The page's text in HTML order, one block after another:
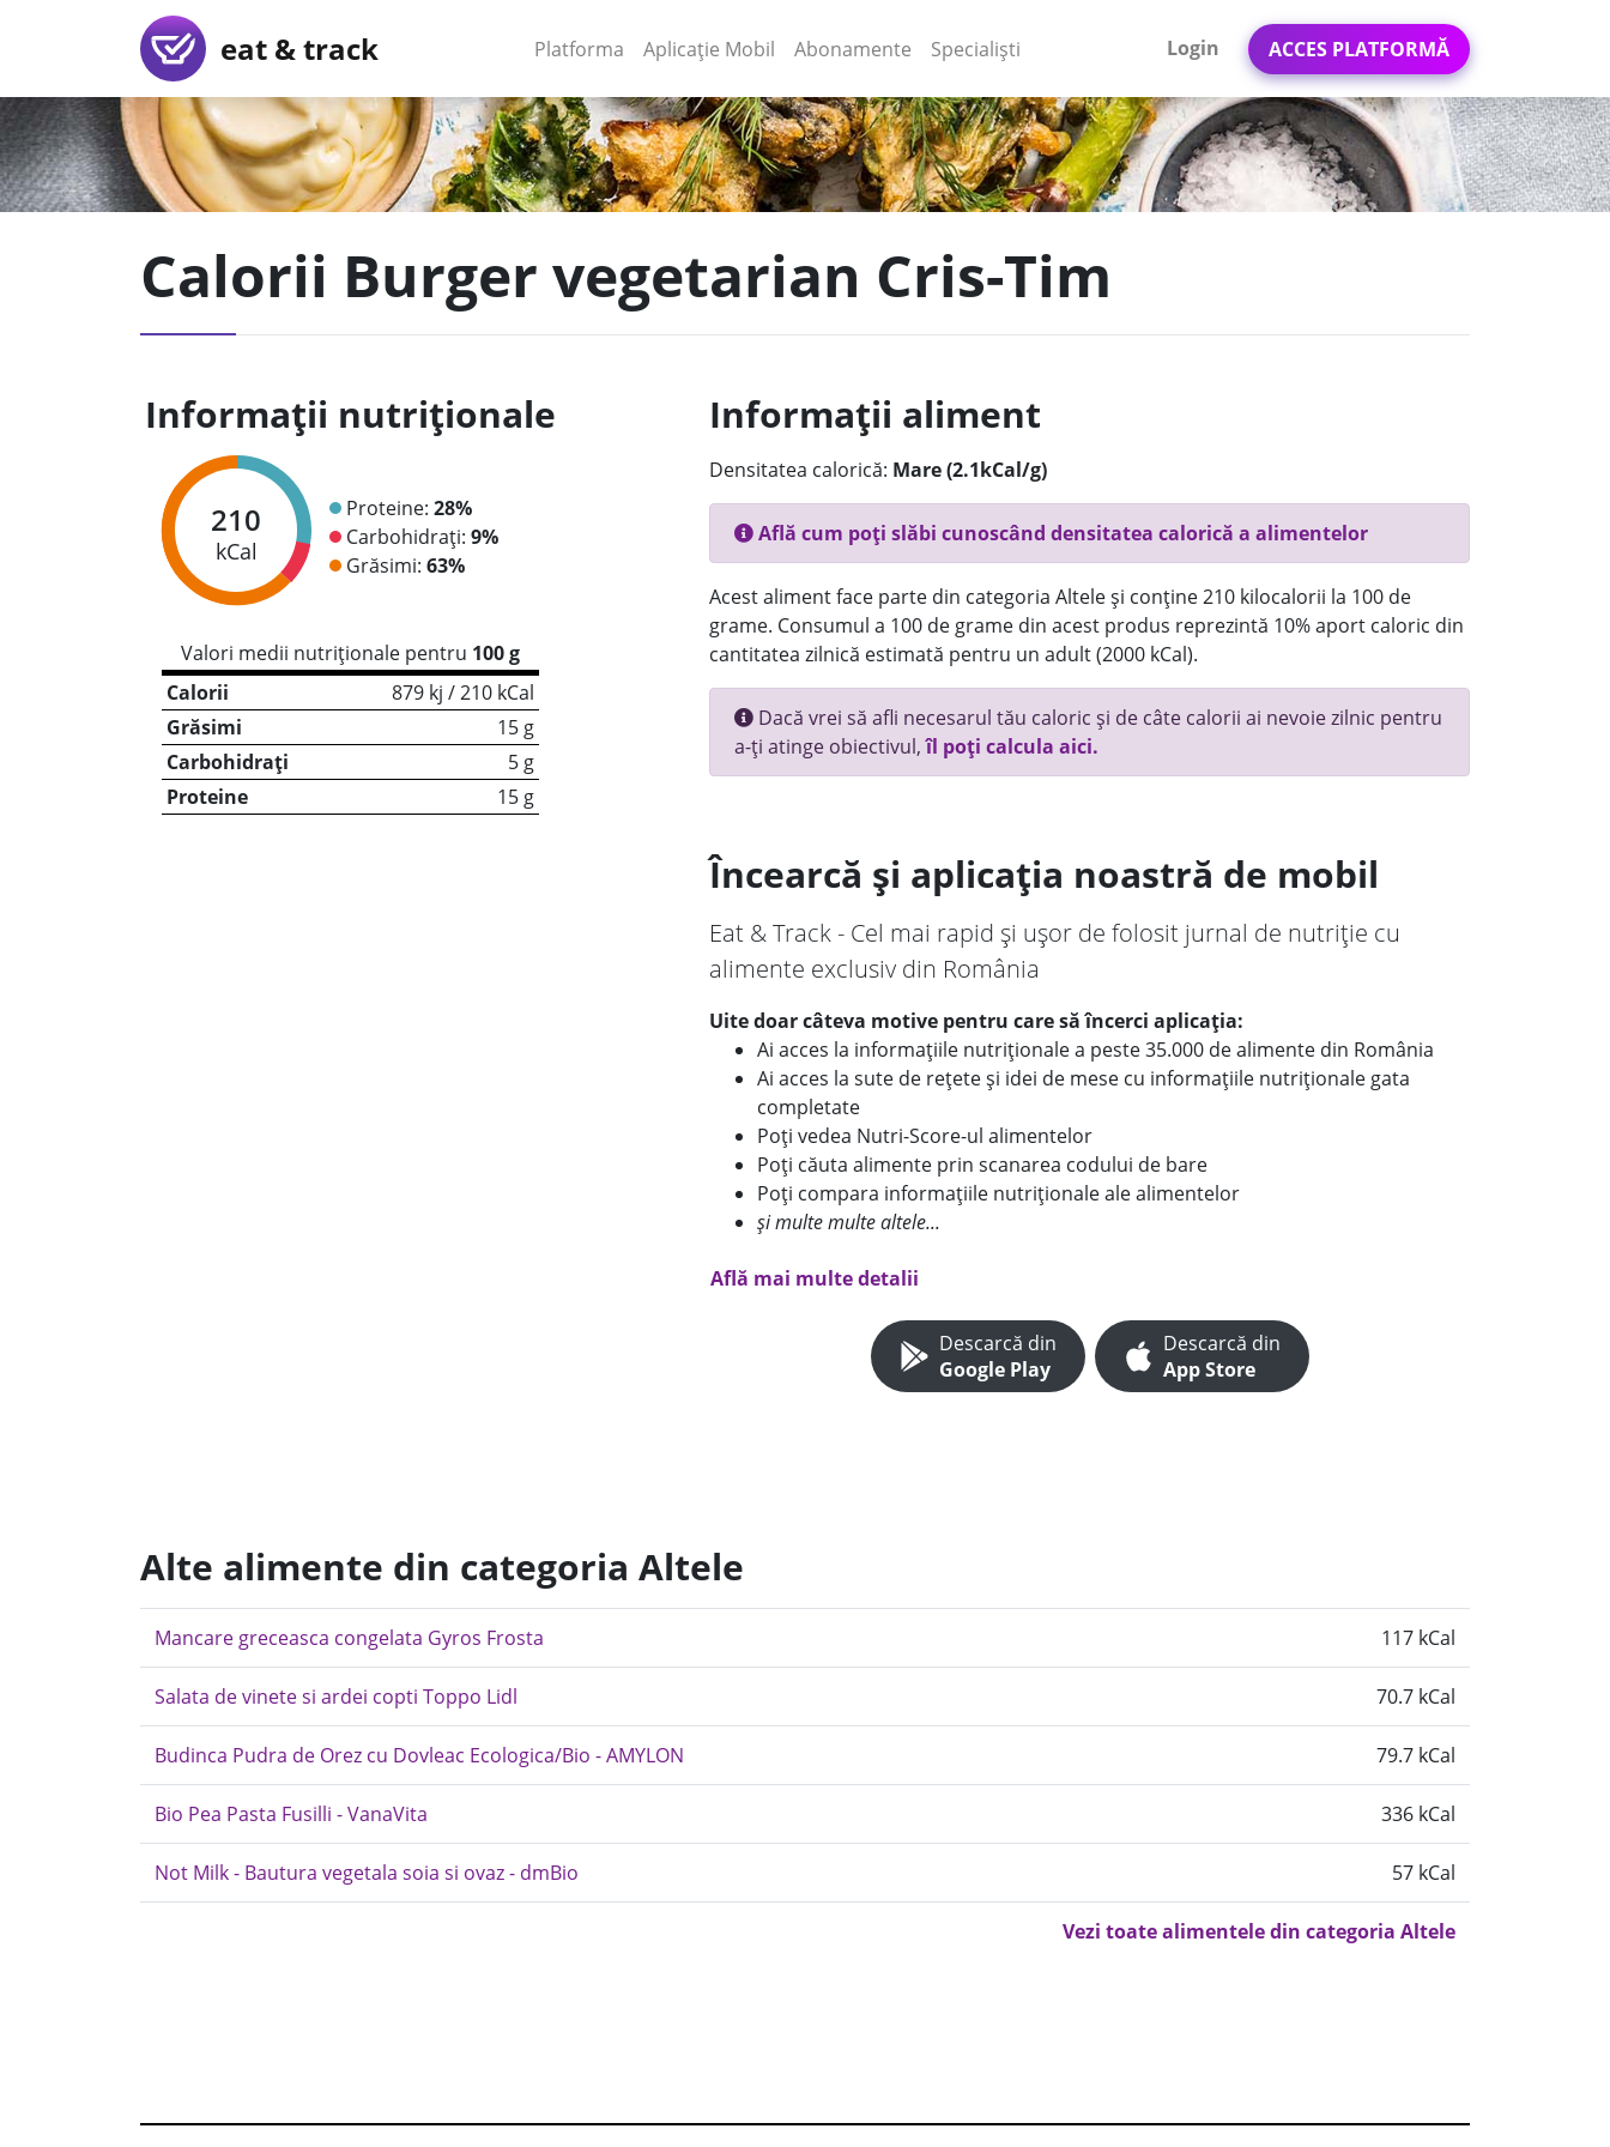
eat & track Platforma (current)
Aplicație Mobil (current)
Abonamente Specialiști Login ACCES PLATFORMĂ
Calorii Burger vegetarian Cris-Tim
Informații nutriționale
210
kCal
Proteine: 28%
Carbohidrați: 9%
Grăsimi: 63%
Valori medii nutriționale pentru 100 g
Calorii
879 kj / 210 kCal
Grăsimi
15 g
Carbohidrați
5 g
Proteine
15 g
Informații aliment
Densitatea calorică: Mare (2.1kCal/g)
Află cum poți slăbi cunoscând densitatea calorică a alimentelor
Acest aliment face parte din categoria Altele și conține 210 kilocalorii la 100 de
grame. Consumul a 100 de grame din acest produs reprezintă 10% aport caloric din
cantitatea zilnică estimată pentru un adult (2000 kCal).
Dacă vrei să afli necesarul tău caloric și de câte calorii ai nevoie zilnic pentru
a-ți atinge obiectivul,îl poți calcula aici.
Încearcă și aplicația noastră de mobil
Eat & Track - Cel mai rapid și ușor de folosit jurnal de nutriție cu
alimente exclusiv din România
Uite doar câteva motive pentru care să încerci aplicația:
Ai acces la informațiile nutriționale a peste 35.000 de alimente din România
Ai acces la sute de rețete și idei de mese cu informațiile nutriționale gata
completate
Poți vedea Nutri-Score-ul alimentelor
Poți căuta alimente prin scanarea codului de bare
Poți compara informațiile nutriționale ale alimentelor
și multe multe altele...
Află mai multe detalii
Descarcă din
Google Play
Descarcă din
App Store
Alte alimente din categoria Altele
Mancare greceasca congelata Gyros Frosta 117 kCal
Salata de vinete si ardei copti Toppo Lidl 70.7 kCal
Budinca Pudra de Orez cu Dovleac Ecologica/Bio - AMYLON 79.7 kCal
Bio Pea Pasta Fusilli - VanaVita 336 kCal
Not Milk - Bautura vegetala soia si ovaz - dmBio 57 kCal
Vezi toate alimentele din categoria Altele